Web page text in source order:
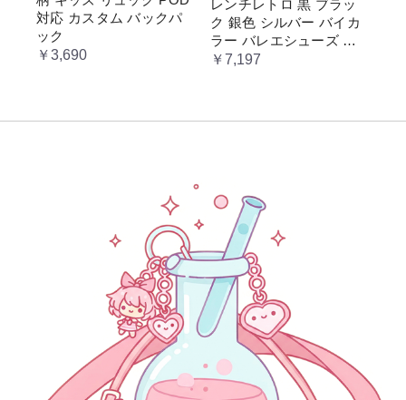
対応 カスタム バックパ
ック
￥3,690
レンチレトロ 黒 ブラッ
ク 銀色 シルバー バイカ
ラー バレエシューズ 変
形ヒール 3.5cm ガーリー
￥7,197